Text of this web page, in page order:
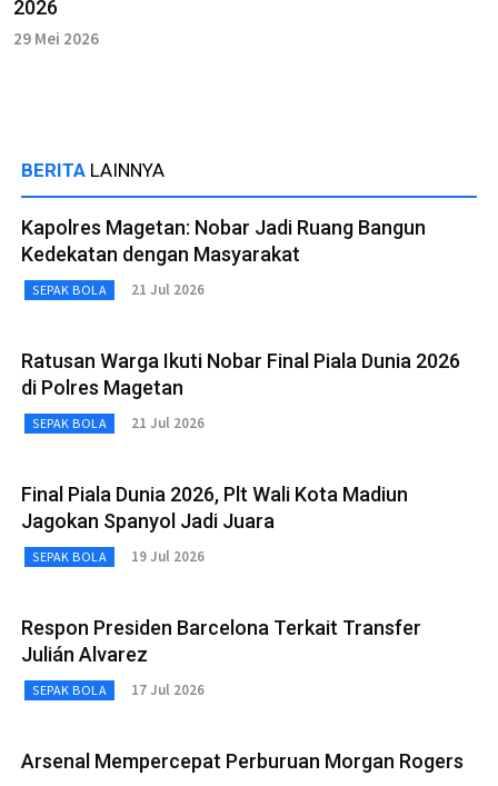
2026
29 Mei 2026
BERITA LAINNYA
Kapolres Magetan: Nobar Jadi Ruang Bangun
Kedekatan dengan Masyarakat
SEPAK BOLA 21 Jul 2026
Ratusan Warga Ikuti Nobar Final Piala Dunia 2026
di Polres Magetan
SEPAK BOLA 21 Jul 2026
Final Piala Dunia 2026, Plt Wali Kota Madiun
Jagokan Spanyol Jadi Juara
SEPAK BOLA 19 Jul 2026
Respon Presiden Barcelona Terkait Transfer
Julián Alvarez
SEPAK BOLA 17 Jul 2026
Arsenal Mempercepat Perburuan Morgan Rogers